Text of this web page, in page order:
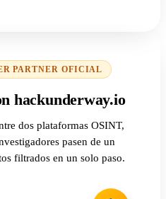
PARTNER OFICIAL
hackunderway.io
dos plataformas OSINT,
pasen de un
filtrados en un solo paso.